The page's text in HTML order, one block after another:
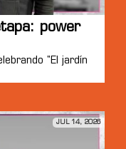
power
"El jardín
JUL 14, 2026